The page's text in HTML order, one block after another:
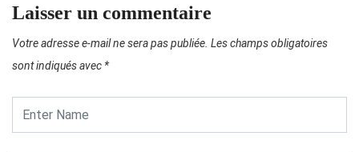
Laisser un commentaire
Votre adresse e-mail ne sera pas publiée. Les champs obligatoires
sont indiqués avec *